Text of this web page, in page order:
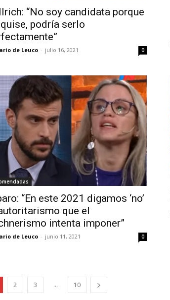
“No soy candidata porque
podría serlo
de Leuco - julio 16, 2021 0
“En este 2021 digamos ‘no’
que el
intenta imponer”
de Leuco - junio 11, 2021 0
2 3 ... 10